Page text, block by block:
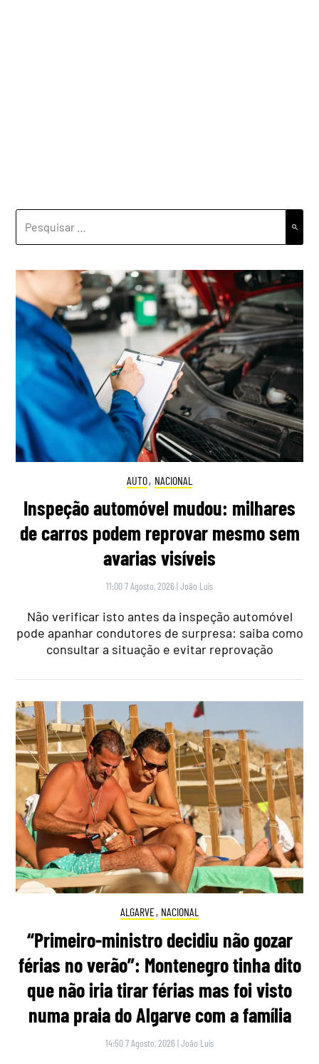
AUTO, NACIONAL
Inspeção automóvel mudou: milhares
de carros podem reprovar mesmo sem
avarias visíveis
11:00 7 Agosto, 2026 |João Luís
Não verificar isto antes da inspeção automóvel
pode apanhar condutores de surpresa: saiba como
consultar a situação e evitar reprovação
ALGARVE, NACIONAL
“Primeiro-ministro decidiu não gozar
férias no verão”: Montenegro tinha dito
que não iria tirar férias mas foi visto
numa praia do Algarve com a família
14:50 7 Agosto, 2026 |João Luís